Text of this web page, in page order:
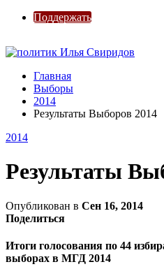
Поддержать
Главная
Выборы
2014
Результаты Выборов 2014
2014
Результаты
Опубликован в Сен 16, 2014
Поделиться
Итоги голосования по 44
выборах в МГД 2014